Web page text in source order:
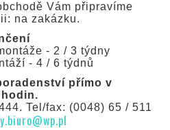
Vám připravíme
na zakázku.
- 2 / 3 týdny
- 4 / 6 týdnů
přímo v
hodin.
Tel/fax: (0048) 65 / 511